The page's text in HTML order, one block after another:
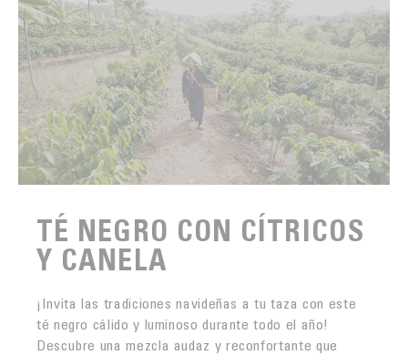
TÉ NEGRO CON CÍTRICOS
Y CANELA
¡Invita las tradiciones navideñas a tu taza con este
té negro cálido y luminoso durante todo el año!
Descubre una mezcla audaz y reconfortante que